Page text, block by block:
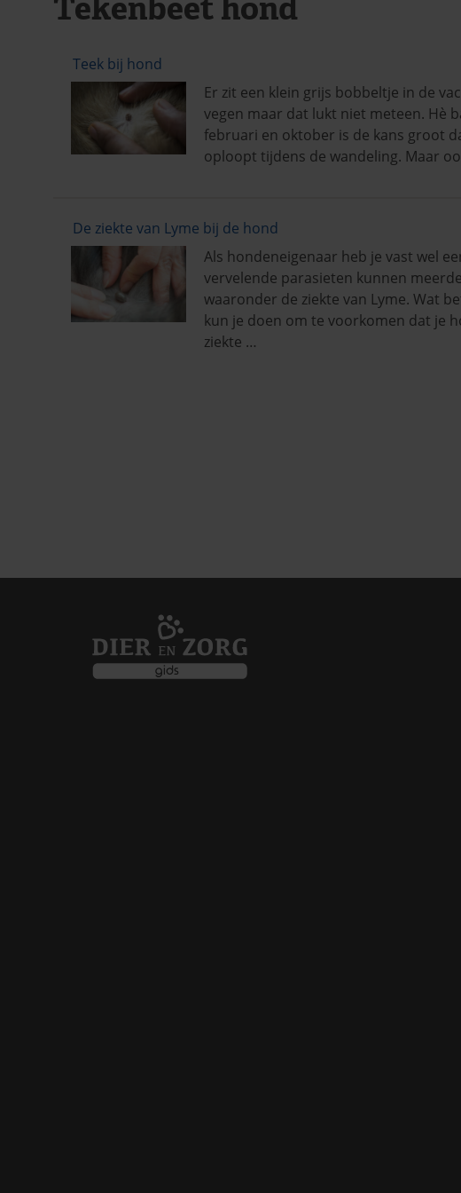
Teek bij hond
Er zit een klein grijs bobbeltje in de
vegen maar dat lukt niet meteen. Hè
februari en oktober is de kans groot
oploopt tijdens de wandeling. Maar
De ziekte van Lyme bij de hond
Als hondeneigenaar heb je vast wel
vervelende parasieten kunnen
waaronder de ziekte van Lyme. Wat
kun je doen om te voorkomen dat je
ziekte …